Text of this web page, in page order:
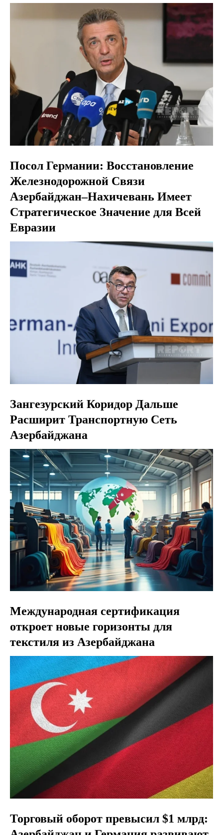
Посол Германии: Восстановление
Железнодорожной Связи
Азербайджан–Нахичевань Имеет
Стратегическое Значение для Всей
Евразии
Зангезурский Коридор Дальше
Расширит Транспортную Сеть
Азербайджана
Международная сертификация
откроет новые горизонты для
текстиля из Азербайджана
Торговый оборот превысил $1 млрд: